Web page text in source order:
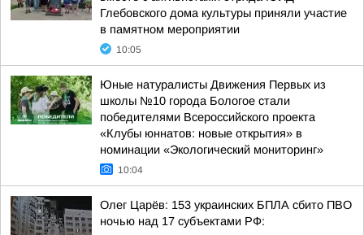
Глебовского дома культуры приняли участие
в памятном мероприятии
10:05
Юные натуралисты Движения Первых из
школы №10 города Бологое стали
победителями Всероссийского проекта
«Клубы юннатов: новые открытия» в
номинации «Экологический мониторинг»
10:04
Олег Царёв: 153 украинских БПЛА сбито ПВО
ночью над 17 субъектами РФ: